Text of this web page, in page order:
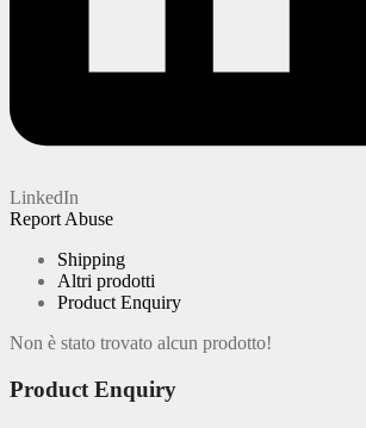
LinkedIn
Report Abuse
Shipping
Altri prodotti
Product Enquiry
Non è stato trovato alcun prodotto!
Product Enquiry